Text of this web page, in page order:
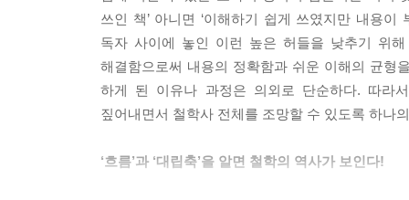
연구했다. 또한 자발적으로 금욕 생활을 해서, 늘
게네스는 남녀 모두에게 차별 없이 신앙 교육을
--- 「차별 없는 교육을 위해 거세를 한 진짜 철학자
베르나르는 세속적이고 천한 감각일 터인 미각을
성찬식과의 관계를 통해서 고찰해야 할 것이다.
--- 「아벨라르의 사회적 말살을 꾀했던 수도원장
쓰인 책’ 아니면 ‘이해하기 쉽게 쓰였지만 내용
독자 사이에 놓인 이런 높은 허들을 낮추기 위
해결함으로써 내용의 정확함과 쉬운 이해의 균형
하게 된 이유나 과정은 의외로 단순하다. 따라
짚어내면서 철학사 전체를 조망할 수 있도록 하나
‘흐름’과 ‘대립축’을 알면 철학의 역사가 보인다!